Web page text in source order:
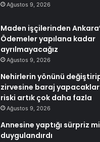
Ağustos 9, 2026
Maden işçilerinden
Ödemeler yapılana kadar
ayrılmayacağız
Ağustos 9, 2026
Nehirlerin yönünü
zirvesine baraj
riski artık çok daha fazla
Ağustos 9, 2026
Annesine yaptığı sürpriz
duygulandırdı